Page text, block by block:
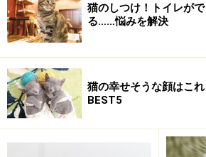
それぞれの猫の骨格・体型によって
違ってきますが、どのような状態だ
トが必要でしょうか。また、猫の効
法は？ ここでは、猫の肥満とそれに
猫のしつけ！トイレが
る……悩みを解決
猫の幸せそうな顔はこ
BEST5